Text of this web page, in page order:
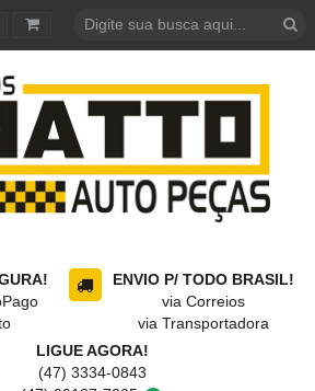
ENVIO P/ TODO BRASIL!
via Correios
via Transportadora
LIGUE AGORA!
(47) 3334-0843